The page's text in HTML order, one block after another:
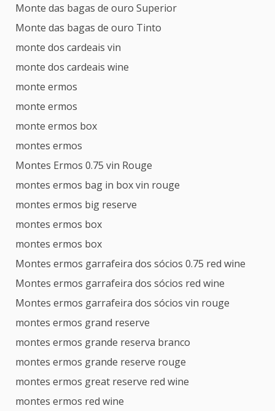
Monte das bagas de ouro Superior
Monte das bagas de ouro Tinto
monte dos cardeais vin
monte dos cardeais wine
monte ermos
monte ermos
monte ermos box
montes ermos
Montes Ermos 0.75 vin Rouge
montes ermos bag in box vin rouge
montes ermos big reserve
montes ermos box
montes ermos box
Montes ermos garrafeira dos sócios 0.75 red wine
Montes ermos garrafeira dos sócios red wine
Montes ermos garrafeira dos sócios vin rouge
montes ermos grand reserve
montes ermos grande reserva branco
montes ermos grande reserve rouge
montes ermos great reserve red wine
montes ermos red wine